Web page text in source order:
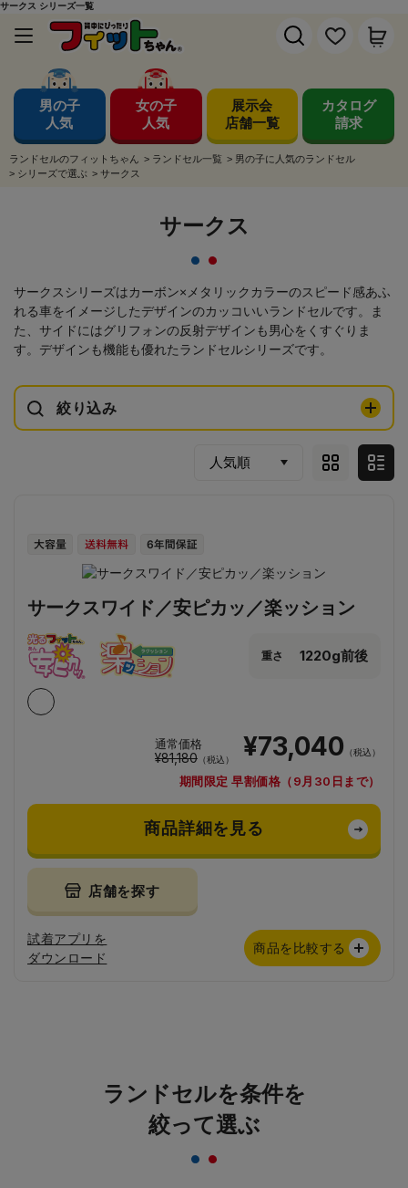
サークス シリーズ一覧
男の子
人気
女の子
人気
展示会
店舗一覧
カタログ
請求
ランドセルのフィットちゃん > ランドセル一覧 > 男の子に人気のランドセル
> シリーズで選ぶ > サークス
サークス
サークスシリーズはカーボン×メタリックカラーのスピード感あふ
れる車をイメージしたデザインのカッコいいランドセルです。ま
た、サイドにはグリフォンの反射デザインも男心をくすぐりま
す。デザインも機能も優れたランドセルシリーズです。
絞り込み
サークスワイド／安ピカッ／楽ッション
重さ 1220g前後
通常価格
¥81,180 （税込） ¥73,040 （税込）
期間限定 早割価格（9月30日まで）
商品詳細を見る
店舗を探す
試着アプリを
ダウンロード
商品を比較する
ランドセルを条件を
絞って選ぶ